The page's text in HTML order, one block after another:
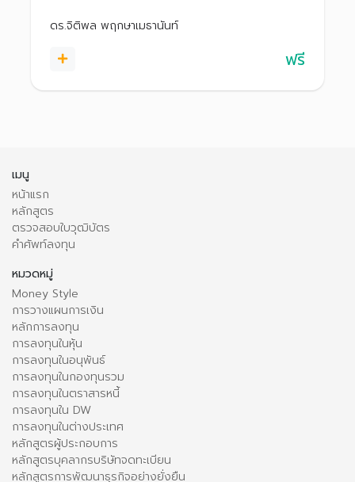
ยาว
ดร.จิติพล พฤกษาเมธานันท์
ฟรี
เมนู
หน้าแรก
หลักสูตร
ตรวจสอบใบวุฒิบัตร
คำศัพท์ลงทุน
หมวดหมู่
Money Style
การวางแผนการเงิน
หลักการลงทุน
การลงทุนในหุ้น
การลงทุนในอนุพันธ์
การลงทุนในกองทุนรวม
การลงทุนในตราสารหนี้
การลงทุนใน DW
การลงทุนในต่างประเทศ
หลักสูตรผู้ประกอบการ
หลักสูตรบุคลากรบริษัทจดทะเบียน
หลักสูตรการพัฒนาธุรกิจอย่างยั่งยืน